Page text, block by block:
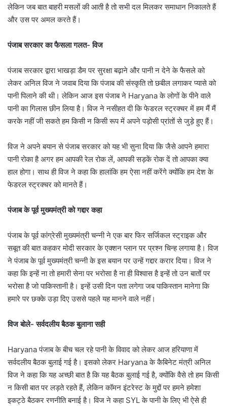
लेकिन जब बात बाहरी मसलों की आती है तो सभी दल मिलकर समाधान निकालते हैं
और उस पर अमल करते हैं।
पंजाब सरकार का फैसला गलत- विज
पंजाब सरकार द्वारा भाखड़ा डैम पर सुरक्षा बढ़ाने और पानी न देने के फैसले को
लेकर अनिल विज ने जवाब दिया कि पंजाब की संस्कृति तो छबील लगाकर प्यासे को
पानी पिलाने की थी। लेकिन आज इस पंजाब ने Haryana के लोगों के पीने वाले
पानी का गिलास छीन लिया है। विज ने नसीहत दी कि फेडरल स्ट्रक्चर में हम मैं मैं
करके नहीं जी सकते हम किसी न किसी रूप में अपने पड़ोसी प्रांतों से जुड़े हुए हैं।
विज ने अपने बयान से पंजाब सरकार को यह भी सुना दिया कि जैसे आपने हमारा
पानी रोका है अगर हम आपकी रेल रोक लें, आपकी सड़कें रोक दें तो आपका क्या
हाल होगा। साथ ही विज ने कहा कि हालांकि हम ऐसा नहीं करेंगे क्योंकि हम देश के
फेडरल स्ट्रक्चर को मानते हैं।
पंजाब के पूर्व मुख्यमंत्री को गद्दार कहा
पंजाब के पूर्व कांग्रेसी मुख्यमंत्री चन्नी ने एक बार फिर सर्जिकल स्ट्राइक और
सबूत की बात कहकर मोदी सरकार के एक्शन प्लान पर प्रश्न चिन्ह लगाया है। विज
ने पंजाब के पूर्व मुख्यमंत्री चन्नी के इस बयान पर उन्हें गद्दार करार दिया। विज ने
कहा कि इन्हें ना तो हमारी सेना पर भरोसा है ना ही विश्वास है इन्हें तो उन बातों पर
भरोसा है जो पाकिस्तानी है। इन्हें उसी दिन पता लगेगा जब पाकिस्तान मानेगा कि
हमारे पर छक्के उड़ा दिए उससे पहले यह मानने वाले नहीं।
विज बोले- सर्वदलीय बैठक बुलाना सही
Haryana पंजाब के बीच चल रहे पानी के विवाद को लेकर आज हरियाणा में
सर्वदलीय बैठक बुलाई गई है। इसको लेकर Haryana के कैबिनेट मंत्री अनिल
विज ने कहा कि यह अच्छी बात है कि यह बैठक बुलाई गई है, क्योंकि वैसे तो हम किसी
न किसी बात पर लड़ते रहते हैं, लेकिन कॉमन इंटरेस्ट के मुद्दों पर हमने हमेशा
इकट्ठे बैठकर रणनीति बनाई है। विज ने कहा SYL के पानी के लिए भी ऐसे ही